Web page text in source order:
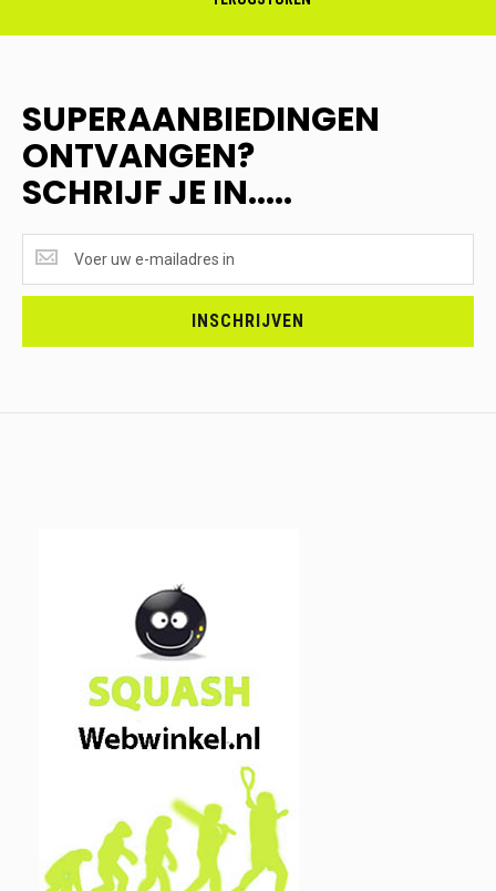
SUPERAANBIEDINGEN
ONTVANGEN?
SCHRIJF JE IN.....
ONTVANGEN?
<br>SCHRIJF
INSCHRIJVEN